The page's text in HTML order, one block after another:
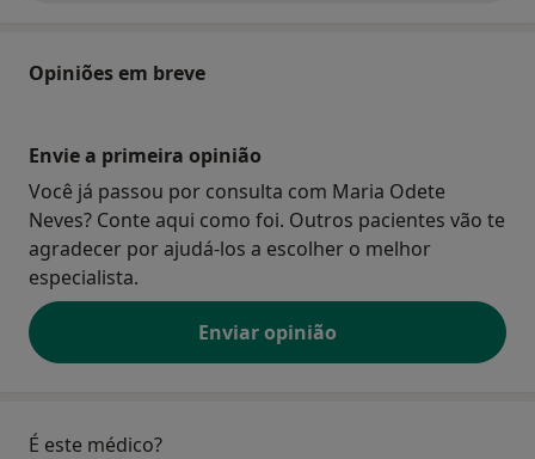
Opiniões em breve
Envie a primeira opinião
Você já passou por consulta com Maria Odete
Neves? Conte aqui como foi. Outros pacientes vão te
agradecer por ajudá-los a escolher o melhor
especialista.
Enviar opinião
É este médico?